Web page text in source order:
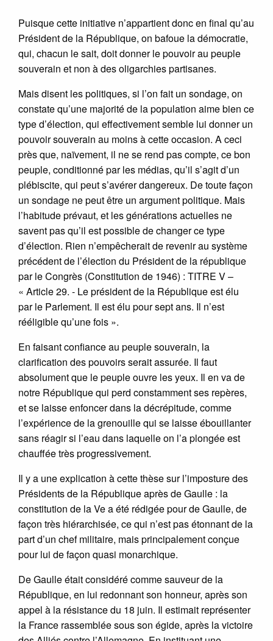
Puisque cette initiative n’appartient donc en final qu’au
Président de la République, on bafoue la démocratie,
qui, chacun le sait, doit donner le pouvoir au peuple
souverain et non à des oligarchies partisanes.
Mais disent les politiques, si l’on fait un sondage, on
constate qu’une majorité de la population aime bien ce
type d’élection, qui effectivement semble lui donner un
pouvoir souverain au moins à cette occasion. A ceci
près que, naïvement, il ne se rend pas compte, ce bon
peuple, conditionné par les médias, qu’il s’agit d’un
plébiscite, qui peut s’avérer dangereux. De toute façon
un sondage ne peut être un argument politique. Mais
l’habitude prévaut, et les générations actuelles ne
savent pas qu’il est possible de changer ce type
d’élection. Rien n’empêcherait de revenir au système
précédent de l’élection du Président de la république
par le Congrès (Constitution de 1946) : TITRE V –
« Article 29. - Le président de la République est élu
par le Parlement. Il est élu pour sept ans. Il n’est
rééligible qu’une fois ».
En faisant confiance au peuple souverain, la
clarification des pouvoirs serait assurée. Il faut
absolument que le peuple ouvre les yeux. Il en va de
notre République qui perd constamment ses repères,
et se laisse enfoncer dans la décrépitude, comme
l’expérience de la grenouille qui se laisse ébouillanter
sans réagir si l’eau dans laquelle on l’a plongée est
chauffée très progressivement.
Il y a une explication à cette thèse sur l’imposture des
Présidents de la République après de Gaulle : la
constitution de la Ve a été rédigée pour de Gaulle, de
façon très hiérarchisée, ce qui n’est pas étonnant de la
part d’un chef militaire, mais principalement conçue
pour lui de façon quasi monarchique.
De Gaulle était considéré comme sauveur de la
République, en lui redonnant son honneur, après son
appel à la résistance du 18 juin. Il estimait représenter
la France rassemblée sous son égide, après la victoire